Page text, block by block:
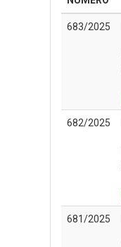
683/2025
682/2025
681/2025